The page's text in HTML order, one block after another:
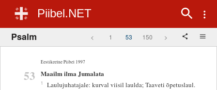
Piibel.NET
Psalm < 1 53 150 >
Eestikeelne Piibel 1997
53 Maailm ilma Jumalata
1 Laulujuhatajale: kurval viisil laulda; Taaveti õpetuslaul.